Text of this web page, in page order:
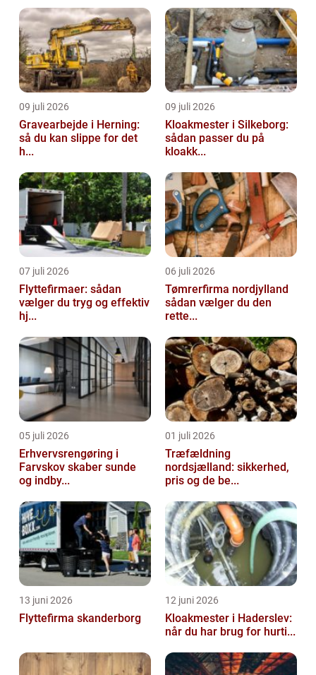
opmærksomhed fra både professionelle ...
09 juli 2026
Gravearbejde i Herning:
så du kan slippe for det
h...
09 juli 2026
Kloakmester i Silkeborg:
sådan passer du på
kloakk...
07 juli 2026
Flyttefirmaer: sådan
vælger du tryg og effektiv
hj...
06 juli 2026
Tømrerfirma nordjylland
sådan vælger du den
rette...
05 juli 2026
Erhvervsrengøring i
Farvskov skaber sunde
og indby...
01 juli 2026
Træfældning
nordsjælland: sikkerhed,
pris og de be...
13 juni 2026
Flyttefirma skanderborg
12 juni 2026
Kloakmester i Haderslev:
når du har brug for hurti...